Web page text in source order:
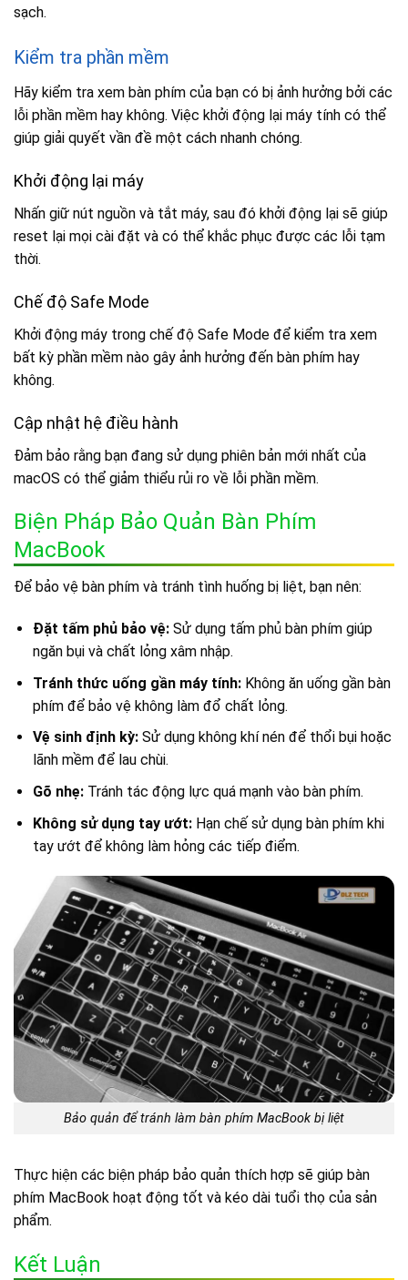
sạch.
Kiểm tra phần mềm
Hãy kiểm tra xem bàn phím của bạn có bị ảnh hưởng bởi các
lỗi phần mềm hay không. Việc khởi động lại máy tính có thể
giúp giải quyết vần đề một cách nhanh chóng.
Khởi động lại máy
Nhấn giữ nút nguồn và tắt máy, sau đó khởi động lại sẽ giúp
reset lại mọi cài đặt và có thể khắc phục được các lỗi tạm
thời.
Chế độ Safe Mode
Khởi động máy trong chế độ Safe Mode để kiểm tra xem
bất kỳ phần mềm nào gây ảnh hưởng đến bàn phím hay
không.
Cập nhật hệ điều hành
Đảm bảo rằng bạn đang sử dụng phiên bản mới nhất của
macOS có thể giảm thiểu rủi ro về lỗi phần mềm.
Biện Pháp Bảo Quản Bàn Phím
MacBook
Để bảo vệ bàn phím và tránh tình huống bị liệt, bạn nên:
Đặt tấm phủ bảo vệ:Sử dụng tấm phủ bàn phím giúp
ngăn bụi và chất lỏng xâm nhập.
Tránh thức uống gần máy tính:Không ăn uống gần bàn
phím để bảo vệ không làm đổ chất lỏng.
Vệ sinh định kỳ:Sử dụng không khí nén để thổi bụi hoặc
lãnh mềm để lau chùi.
Gõ nhẹ:Tránh tác động lực quá mạnh vào bàn phím.
Không sử dụng tay ướt:Hạn chế sử dụng bàn phím khi
tay ướt để không làm hỏng các tiếp điểm.
Bảo quản để tránh làm bàn phím MacBook bị liệt
Thực hiện các biện pháp bảo quản thích hợp sẽ giúp bàn
phím MacBook hoạt động tốt và kéo dài tuổi thọ của sản
phẩm.
Kết Luận